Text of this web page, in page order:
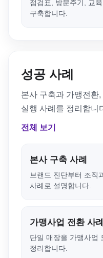
점검표, 방문주기, 교
구축합니다.
성공 사례
본사 구축과 가맹전환
실행 사례를 정리합니
전체 보기
본사 구축 사례
브랜드 진단부터 조직
사례로 설명합니다.
가맹사업 전환 사례
단일 매장을 가맹사업
정리합니다.